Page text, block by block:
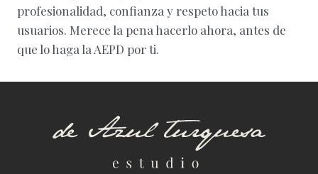
profesionalidad, confianza y respeto hacia tus
usuarios. Merece la pena hacerlo ahora, antes de
que lo haga la AEPD por ti.